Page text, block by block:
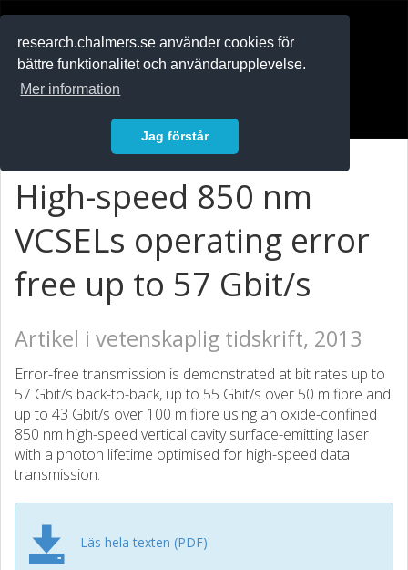
research.chalmers.se använder cookies för
bättre funktionalitet och användarupplevelse.
Mer information
Jag förstår
High-speed 850 nm
VCSELs operating error
free up to 57 Gbit/s
Artikel i vetenskaplig tidskrift, 2013
Error-free transmission is demonstrated at bit rates up to
57 Gbit/s back-to-back, up to 55 Gbit/s over 50 m fibre and
up to 43 Gbit/s over 100 m fibre using an oxide-confined
850 nm high-speed vertical cavity surface-emitting laser
with a photon lifetime optimised for high-speed data
transmission.
Läs hela texten (PDF)